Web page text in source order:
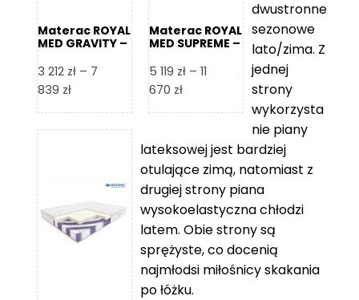
Materac ROYAL
MED GRAVITY –
3 212 zł – 7
839 złZakres
od
839 zł
Materac ROYAL
MED SUPREME –
5 119 zł – 11
670 złZakres
5
119 zł
do
670 zł
dwustronne
sezonowe
lato/zima. Z
jednej
strony
wykorzysta
nie piany
lateksowej jest bardziej
otulające zimą, natomiast z
drugiej strony piana
wysokoelastyczna chłodzi
latem. Obie strony są
sprężyste, co docenią
najmłodsi miłośnicy skakania
po łóżku.